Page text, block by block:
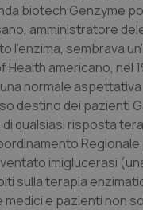
biotech Genzyme
amministratore
l’enzima, sembrava
americano, nel
normale
destino dei pazienti
qualsiasi risposta
imiglucerasi
sulla terapia
e pazienti non